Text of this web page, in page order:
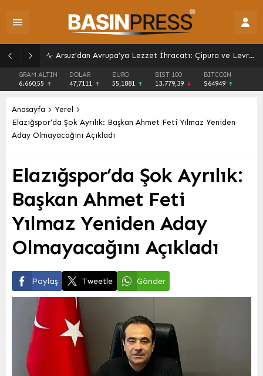
Arsuz’dan Avrupa’ya Lezzet İhracatı: Çipura ve Levrek İhracatta Zirveye
GRAM ALTIN
6.660,55
DOLAR
47,7111
EURO
55,1881
BIST 100
13.779,39
BITCOIN
$64949
Anasayfa
Yerel
Elazığspor’da Şok Ayrılık: Başkan Ahmet Feti Yılmaz Yeniden
Aday Olmayacağını Açıkladı
Elazığspor’da Şok Ayrılık:
Başkan Ahmet Feti
Yılmaz Yeniden Aday
Olmayacağını Açıkladı
Paylaş Tweetle Gönder